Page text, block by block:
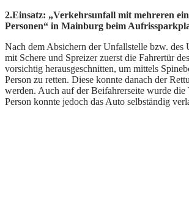
2.Einsatz: „Verkehrsunfall mit mehreren
Personen“ in Mainburg beim
Nach dem Absichern der Unfallstelle bzw. des
mit Schere und Spreizer zuerst die Fahrertür
vorsichtig herausgeschnitten, um mittels
Person zu retten. Diese konnte danach der
werden. Auch auf der Beifahrerseite wurde
Person konnte jedoch das Auto selbständig